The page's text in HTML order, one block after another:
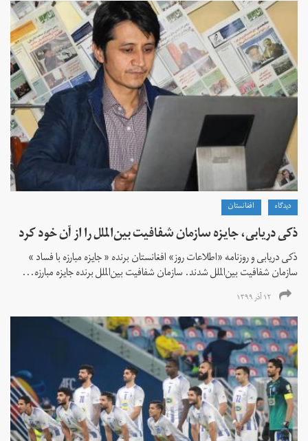
دیدگاه افغانستان
ذکی دریابی، جایزه سازمان شفافیت بین‌الملل را از آن خود کرد
ذکی دریابی و روزنامه «اطلاعات‌ روز» افغانستان برنده « جایزه مبارزه با فساد »
سازمان شفافیت بین‌الملل شدند. سازمان شفافیت بین‌الملل برنده جایزه مبارزه...
۱۲ آذر ۱۳۹۹